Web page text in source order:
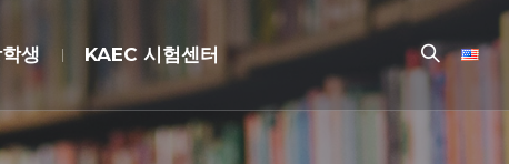
생 KAEC 시험센터